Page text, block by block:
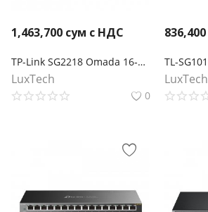
1,463,700 сум с НДС
TP-Link SG2218 Omada 16‑портовый гигабитный управляемый коммутатор Smart с 2 SFP‑слотами
LuxTech
0
836,400
LuxTech